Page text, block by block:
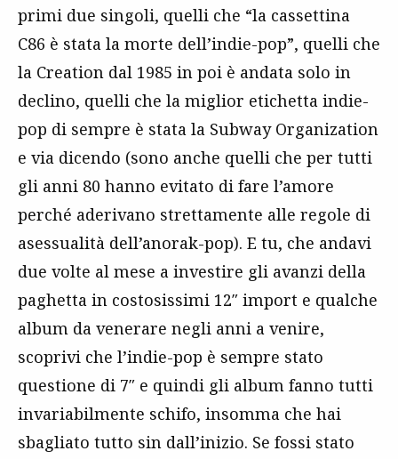
primi due singoli, quelli che “la cassettina
C86 è stata la morte dell’indie-pop”, quelli che
la Creation dal 1985 in poi è andata solo in
declino, quelli che la miglior etichetta indie-
pop di sempre è stata la Subway Organization
e via dicendo (sono anche quelli che per tutti
gli anni 80 hanno evitato di fare l’amore
perché aderivano strettamente alle regole di
asessualità dell’anorak-pop). E tu, che andavi
due volte al mese a investire gli avanzi della
paghetta in costosissimi 12″ import e qualche
album da venerare negli anni a venire,
scoprivi che l’indie-pop è sempre stato
questione di 7″ e quindi gli album fanno tutti
invariabilmente schifo, insomma che hai
sbagliato tutto sin dall’inizio. Se fossi stato